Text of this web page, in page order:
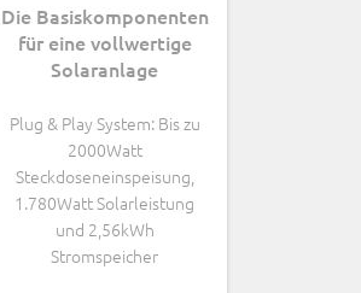
Die Basiskomponenten
für eine vollwertige
Solaranlage
Plug & Play System: Bis zu
2000Watt
Steckdoseneinspeisung,
1.780Watt Solarleistung
und 2,56kWh
Stromspeicher